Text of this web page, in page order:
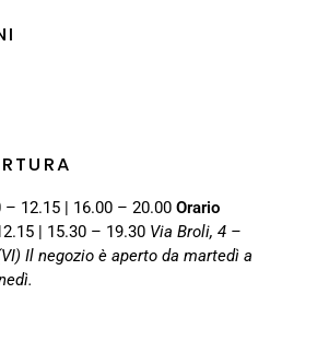
– 12.15 | 16.00 – 20.00 Orario
| 15.30 – 19.30 Via Broli, 4 –
Il negozio è aperto da martedì a